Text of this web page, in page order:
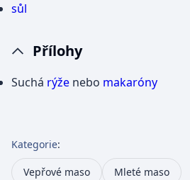
sůl
Přílohy
Suchá rýže nebo makaróny
Kategorie:
Vepřové maso
Mleté maso